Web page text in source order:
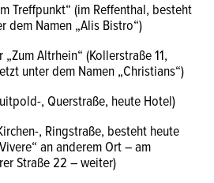
Treffpunkt“ (im Reffenthal, besteht
dem Namen „Alis Bistro“)
Altrhein“ (Kollerstraße 11,
unter dem Namen „Christians“)
, Querstraße, heute Hotel)
, Ringstraße, besteht heute
an anderem Ort – am
Straße 22 – weiter)